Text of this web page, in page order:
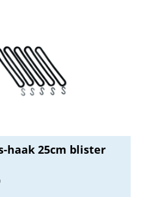
haak 25cm blister